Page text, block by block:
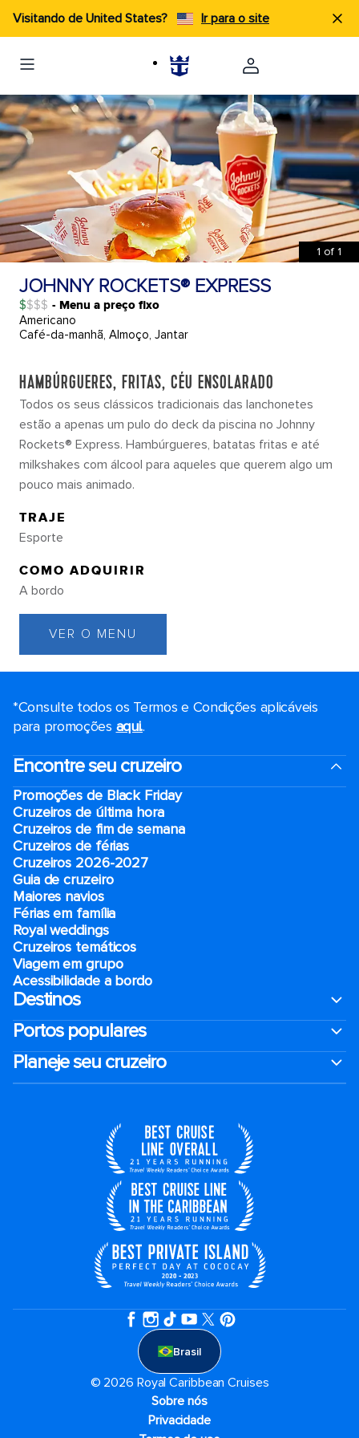
Visitando de United States? Ir para o site
1 of 1
JOHNNY ROCKETS® EXPRESS
$ - Menu a preço fixo
Americano
Café-da-manhã, Almoço, Jantar
HAMBÚRGUERES, FRITAS, CÉU ENSOLARADO
Todos os seus clássicos tradicionais das lanchonetes
estão a apenas um pulo do deck da piscina no Johnny
Rockets® Express. Hambúrgueres, batatas fritas e até
milkshakes com álcool para aqueles que querem algo um
pouco mais animado.
TRAJE
Esporte
COMO ADQUIRIR
A bordo
VER O MENU
*Consulte todos os Termos e Condições aplicáveis ​​
para promoções aqui..
Encontre seu cruzeiro
Promoções de Black Friday
Cruzeiros de última hora
Cruzeiros de fim de semana
Cruzeiros de férias
Cruzeiros 2026-2027
Guia de cruzeiro
Maiores navios
Férias em família
Royal weddings
Cruzeiros temáticos
Viagem em grupo
Acessibilidade a bordo
Destinos
Portos populares
Planeje seu cruzeiro
Brasil
© 2026 Royal Caribbean Cruises
Sobre nós
Privacidade